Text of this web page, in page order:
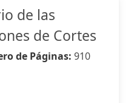
de las
de Cortes
de Páginas: 910